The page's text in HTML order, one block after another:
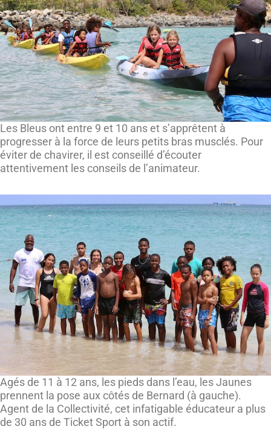
Les Bleus ont entre 9 et 10 ans et s’apprêtent à
progresser à la force de leurs petits bras musclés. Pour
éviter de chavirer, il est conseillé d’écouter
attentivement les conseils de l’animateur.
Agés de 11 à 12 ans, les pieds dans l’eau, les Jaunes
prennent la pose aux côtés de Bernard (à gauche).
Agent de la Collectivité, cet infatigable éducateur a plus
de 30 ans de Ticket Sport à son actif.